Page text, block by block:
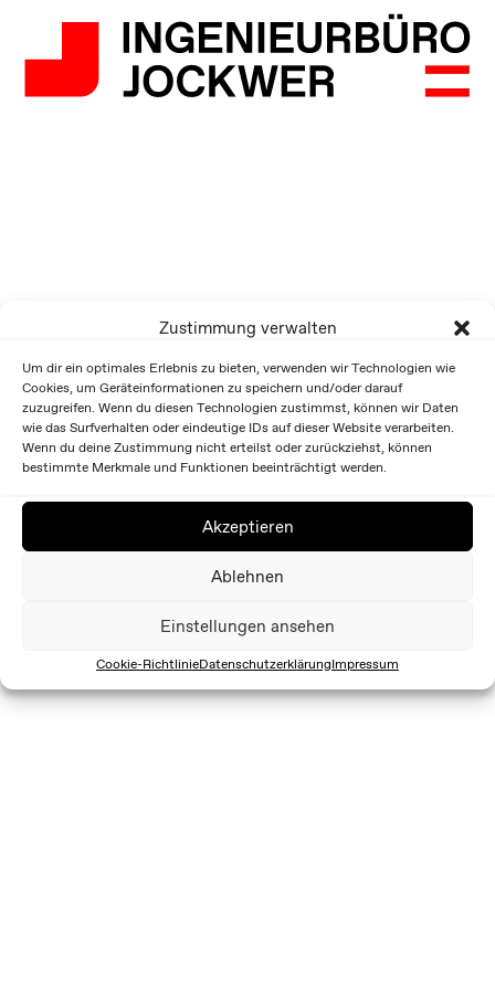
Zustimmung verwalten
Um dir ein optimales Erlebnis zu bieten, verwenden wir Technologien wie
Cookies, um Geräteinformationen zu speichern und/oder darauf
zuzugreifen. Wenn du diesen Technologien zustimmst, können wir Daten
wie das Surfverhalten oder eindeutige IDs auf dieser Website verarbeiten.
Wenn du deine Zustimmung nicht erteilst oder zurückziehst, können
bestimmte Merkmale und Funktionen beeinträchtigt werden.
Akzeptieren
Ablehnen
Einstellungen ansehen
Cookie-RichtlinieDatenschutzerklärungImpressum